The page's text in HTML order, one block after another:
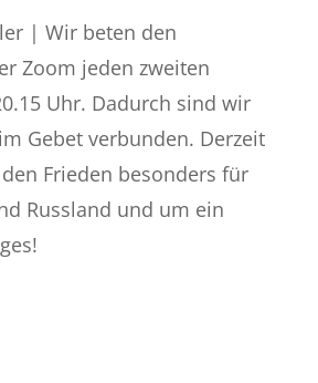
| Wir beten den
Zoom jeden zweiten
Uhr. Dadurch sind wir
Gebet verbunden. Derzeit
Frieden besonders für
Russland und um ein